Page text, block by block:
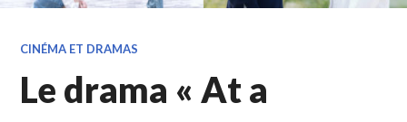
CINÉMA ET DRAMAS
Le drama « At a